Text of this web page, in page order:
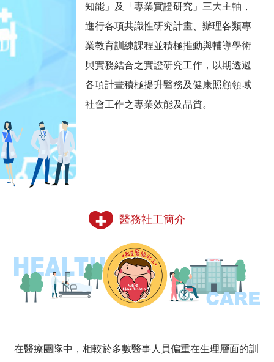
知能」及「專業實證研究」三大主軸，
進行各項共識性研究計畫、辦理各類專
業教育訓練課程並積極推動與輔導學術
與實務結合之實證研究工作，以期透過
各項計畫積極提升醫務及健康照顧領域
社會工作之專業效能及品質。
醫務社工簡介
在醫療團隊中，相較於多數醫事人員偏重在生理層面的訓